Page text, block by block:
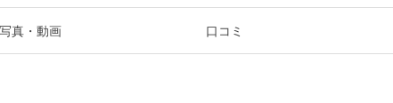
写真・動画 口コミ